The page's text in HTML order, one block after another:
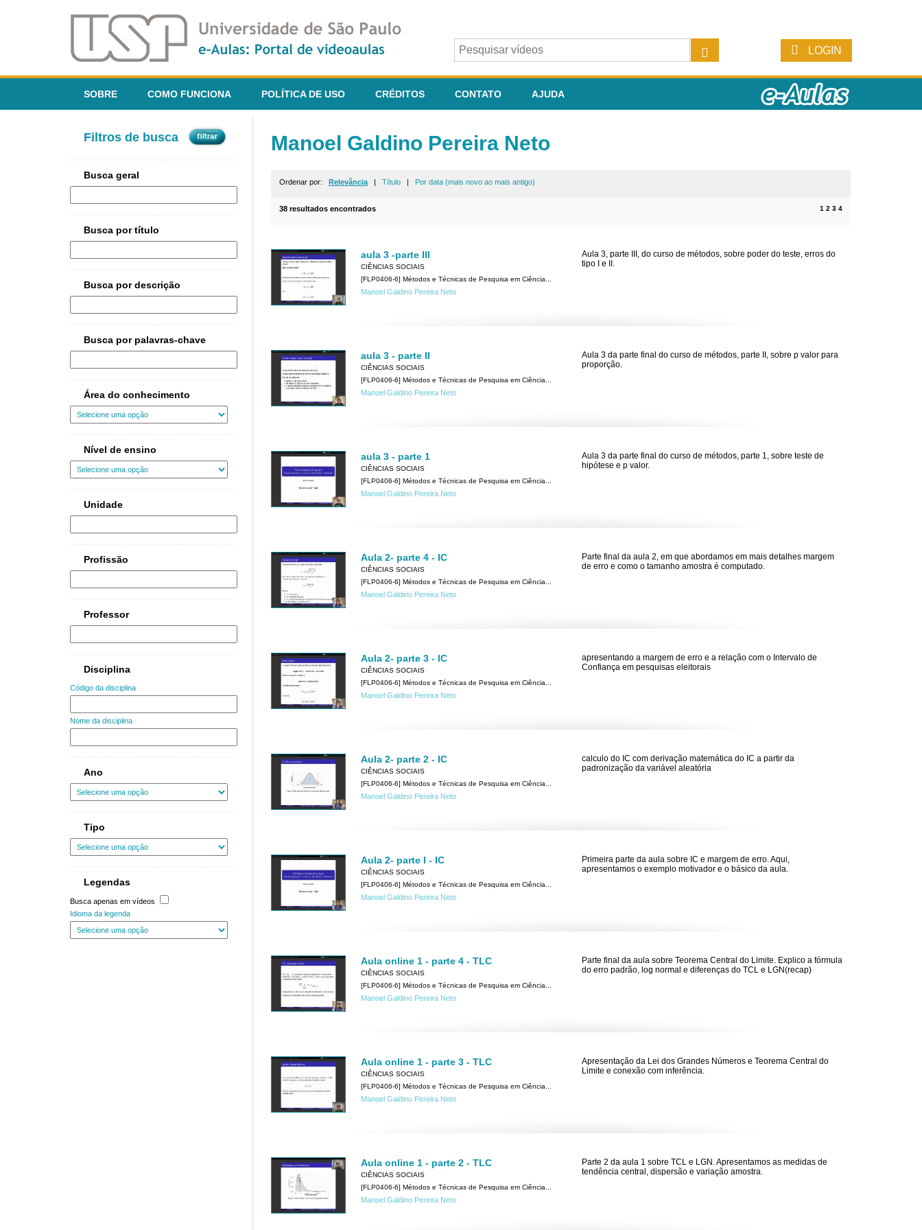
LOGIN
SOBRE COMO FUNCIONA POLÍTICA DE USO CRÉDITOS CONTATO AJUDA
Filtros de busca
Busca geral
Busca por título
Busca por descrição
Busca por palavras-chave
Área do conhecimento
Nível de ensino
Unidade
Profissão
Professor
Disciplina
Código da disciplina
Nome da disciplina
Ano
Tipo
Legendas
Busca apenas em vídeos
Idioma da legenda
Manoel Galdino Pereira Neto
Ordenar por: Relevância | Título | Por data (mais novo ao mais antigo)
1 2 3 4
38 resultados encontrados
aula 3 -parte III
CIÊNCIAS SOCIAIS
[FLP0406-6] Métodos e Técnicas de Pesquisa em Ciência...
Manoel Galdino Pereira Neto
Aula 3, parte III, do curso de métodos, sobre poder do teste, erros do
tipo I e II.
aula 3 - parte II
CIÊNCIAS SOCIAIS
[FLP0406-6] Métodos e Técnicas de Pesquisa em Ciência...
Manoel Galdino Pereira Neto
Aula 3 da parte final do curso de métodos, parte II, sobre p valor para
proporção.
aula 3 - parte 1
CIÊNCIAS SOCIAIS
[FLP0406-6] Métodos e Técnicas de Pesquisa em Ciência...
Manoel Galdino Pereira Neto
Aula 3 da parte final do curso de métodos, parte 1, sobre teste de
hipótese e p valor.
Aula 2- parte 4 - IC
CIÊNCIAS SOCIAIS
[FLP0406-6] Métodos e Técnicas de Pesquisa em Ciência...
Manoel Galdino Pereira Neto
Parte final da aula 2, em que abordamos em mais detalhes margem
de erro e como o tamanho amostra é computado.
Aula 2- parte 3 - IC
CIÊNCIAS SOCIAIS
[FLP0406-6] Métodos e Técnicas de Pesquisa em Ciência...
Manoel Galdino Pereira Neto
apresentando a margem de erro e a relação com o Intervalo de
Confiança em pesquisas eleitorais
Aula 2- parte 2 - IC
CIÊNCIAS SOCIAIS
[FLP0406-6] Métodos e Técnicas de Pesquisa em Ciência...
Manoel Galdino Pereira Neto
calculo do IC com derivação matemática do IC a partir da
padronização da variável aleatória
Aula 2- parte I - IC
CIÊNCIAS SOCIAIS
[FLP0406-6] Métodos e Técnicas de Pesquisa em Ciência...
Manoel Galdino Pereira Neto
Primeira parte da aula sobre IC e margem de erro. Aqui,
apresentamos o exemplo motivador e o básico da aula.
Aula online 1 - parte 4 - TLC
CIÊNCIAS SOCIAIS
[FLP0406-6] Métodos e Técnicas de Pesquisa em Ciência...
Manoel Galdino Pereira Neto
Parte final da aula sobre Teorema Central do Limite. Explico a fórmula
do erro padrão, log normal e diferenças do TCL e LGN(recap)
Aula online 1 - parte 3 - TLC
CIÊNCIAS SOCIAIS
[FLP0406-6] Métodos e Técnicas de Pesquisa em Ciência...
Manoel Galdino Pereira Neto
Apresentação da Lei dos Grandes Números e Teorema Central do
Limite e conexão com inferência.
Aula online 1 - parte 2 - TLC
CIÊNCIAS SOCIAIS
[FLP0406-6] Métodos e Técnicas de Pesquisa em Ciência...
Manoel Galdino Pereira Neto
Parte 2 da aula 1 sobre TCL e LGN. Apresentamos as medidas de
tendência central, dispersão e variação amostra.